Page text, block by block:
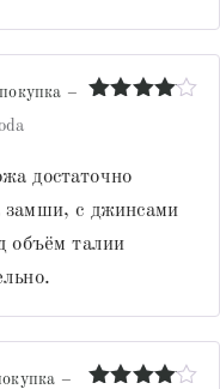
–
достаточно
замши, с джинсами
объём талии
–